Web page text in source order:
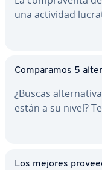
una actividad
Co­m­pa­ra­mos 5
¿Buscas
están a su nivel?
Los mejores